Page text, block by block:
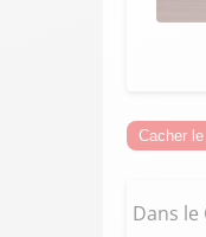
Cacher
Dans